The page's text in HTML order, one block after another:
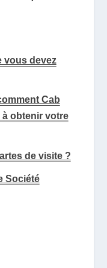
vous devez
Cab
obtenir votre
de visite ?
Société